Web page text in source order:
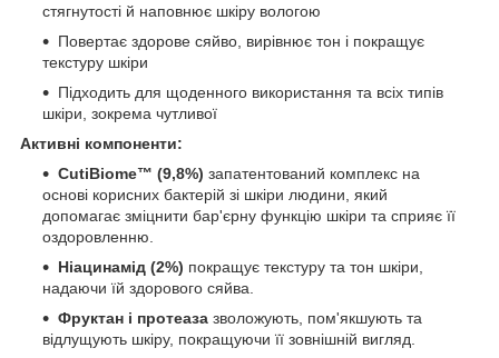
стягнутості й наповнює шкіру вологою
Повертає здорове сяйво, вирівнює тон і покращує
текстуру шкіри
Підходить для щоденного використання та всіх типів
шкіри, зокрема чутливої
Активні компоненти:
CutiBiome™ (9,8%) запатентований комплекс на
основі корисних бактерій зі шкіри людини, який
допомагає зміцнити бар'єрну функцію шкіри та сприяє її
оздоровленню.
Ніацинамід (2%) покращує текстуру та тон шкіри,
надаючи їй здорового сяйва.
Фруктан і протеаза зволожують, пом'якшують та
відлущують шкіру, покращуючи її зовнішній вигляд.